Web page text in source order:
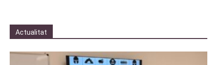
Actualitat